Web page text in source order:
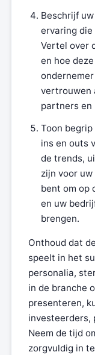
Beschrijf
ervaring die
Vertel over
en hoe
vertrouwen
partners en
Toon
ins en outs
de trends,
zijn voor uw
bent om op
en uw
brengen.
Onthoud dat
speelt in het
personalia,
in de branche
presenteren,
investeerders,
Neem de tijd
zorgvuldig in